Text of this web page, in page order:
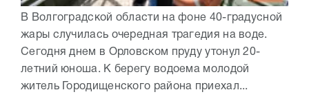
В Волгоградской области на фоне 40-градусной
жары случилась очередная трагедия на воде.
Сегодня днем в Орловском пруду утонул 20-
летний юноша. К берегу водоема молодой
житель Городищенского района приехал...